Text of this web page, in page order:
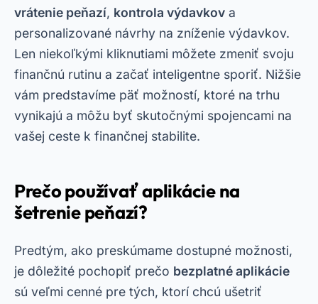
vrátenie peňazí, kontrola výdavkov a
personalizované návrhy na zníženie výdavkov.
Len niekoľkými kliknutiami môžete zmeniť svoju
finančnú rutinu a začať inteligentne sporiť. Nižšie
vám predstavíme päť možností, ktoré na trhu
vynikajú a môžu byť skutočnými spojencami na
vašej ceste k finančnej stabilite.
Prečo používať aplikácie na
šetrenie peňazí?
Predtým, ako preskúmame dostupné možnosti,
je dôležité pochopiť prečo bezplatné aplikácie
sú veľmi cenné pre tých, ktorí chcú ušetriť